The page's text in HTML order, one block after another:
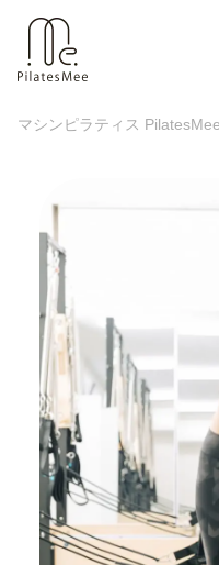
マシンピラティス PilatesMee